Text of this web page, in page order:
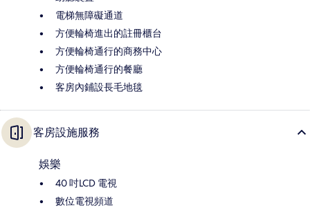
電梯無障礙通道
方便輪椅進出的註冊櫃台
方便輪椅通行的商務中心
方便輪椅通行的餐廳
客房內鋪設長毛地毯
客房設施服務
娛樂
40 吋LCD 電視
數位電視頻道